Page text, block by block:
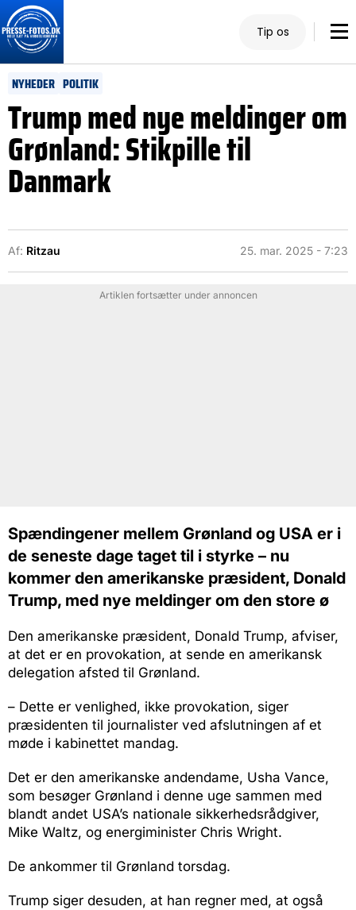
Tip os
NYHEDER POLITIK
Trump med nye meldinger om
Grønland: Stikpille til
Danmark
Af: Ritzau 25. mar. 2025 - 7:23
Artiklen fortsætter under annoncen
Spændingener mellem Grønland og USA er i
de seneste dage taget til i styrke – nu
kommer den amerikanske præsident, Donald
Trump, med nye meldinger om den store ø
Den amerikanske præsident, Donald Trump, afviser,
at det er en provokation, at sende en amerikansk
delegation afsted til Grønland.
– Dette er venlighed, ikke provokation, siger
præsidenten til journalister ved afslutningen af et
møde i kabinettet mandag.
Det er den amerikanske andendame, Usha Vance,
som besøger Grønland i denne uge sammen med
blandt andet USA’s nationale sikkerhedsrådgiver,
Mike Waltz, og energiminister Chris Wright.
De ankommer til Grønland torsdag.
Trump siger desuden, at han regner med, at også